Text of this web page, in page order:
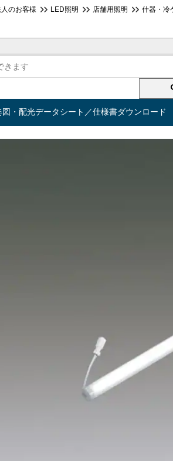
のお客様 LED照明 店舗用照明 什器・冷
・配光データシート／仕様書ダウンロード